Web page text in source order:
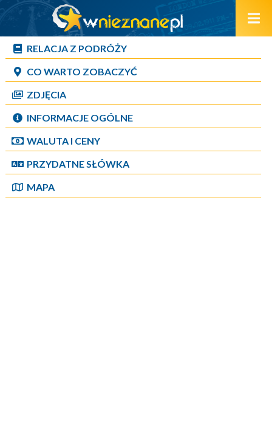
RELACJA Z PODRÓŻY
CO WARTO ZOBACZYĆ
ZDJĘCIA
INFORMACJE OGÓLNE
WALUTA I CENY
PRZYDATNE SŁÓWKA
MAPA